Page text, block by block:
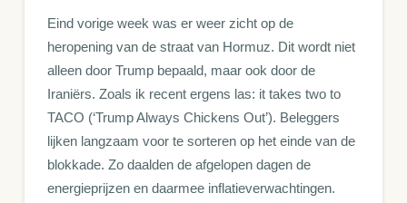
Eind vorige week was er weer zicht op de
heropening van de straat van Hormuz. Dit wordt niet
alleen door Trump bepaald, maar ook door de
Iraniërs. Zoals ik recent ergens las: it takes two to
TACO (‘Trump Always Chickens Out’). Beleggers
lijken langzaam voor te sorteren op het einde van de
blokkade. Zo daalden de afgelopen dagen de
energieprijzen en daarmee inflatieverwachtingen.